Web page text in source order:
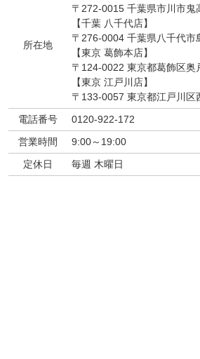
所在地
〒272-0015 千葉県市川市鬼
【千葉 八千代店】
〒276-0004 千葉県八千代市
【東京 葛飾本店】
〒124-0022 東京都葛飾区奥
【東京 江戸川店】
〒133-0057 東京都江戸川区
電話番号
0120-922-172
営業時間
9:00～19:00
定休日
毎週 木曜日